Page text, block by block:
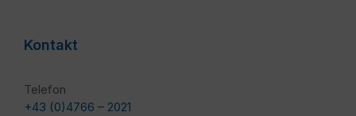
Kontakt
Telefon
+43 (0)4766 – 2021